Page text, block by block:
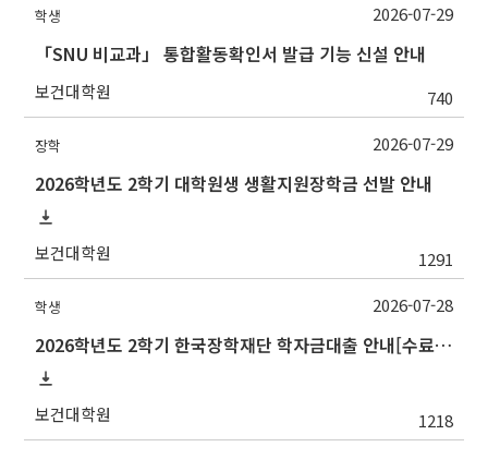
학생
「SNU 비교과」 통합활동확인서 발급 기능 신설 안내
보건대학원 740
2026-07-29
장학
2026학년도 2학기 대학원생 생활지원장학금 선발 안내
보건대학원 1291
2026-07-29
학생
2026학년도 2학기 한국장학재단 학자금대출 안내[수료생(연구생)]
보건대학원 1218
2026-07-28